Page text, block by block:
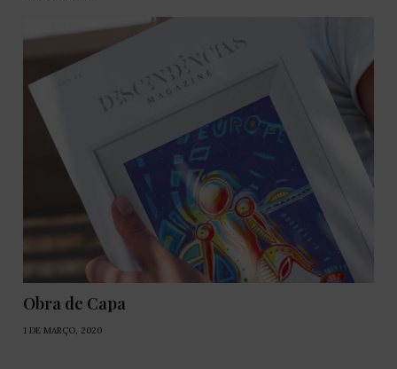
Obra de Capa
1 DE MARÇO, 2020